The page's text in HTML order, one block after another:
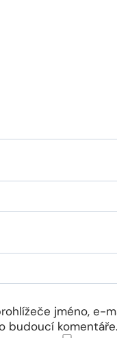
jméno, e-
budoucí